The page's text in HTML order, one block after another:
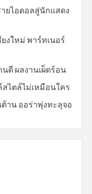
ายไอดอลสู่นักแสดง
งใหม่ พาร์ทเนอร์
นดี ผลงานเผ็ดร้อน
สไตล์ไม่เหมือนใคร
ต้าน ออร่าพุ่งทะลุจอ